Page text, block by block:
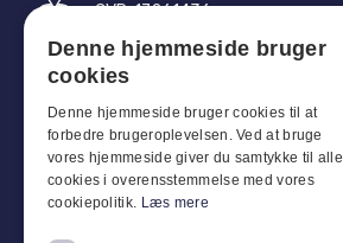
CVR: 17261436
Tel: +45 4396 4122
Snabblänkar
Integritetspolicy
Försäljnings- och leveransvillkor
Denne hjemmeside bruger
cookies
Denne hjemmeside bruger cookies til at
forbedre brugeroplevelsen. Ved at bruge
vores hjemmeside giver du samtykke til alle
cookies i overensstemmelse med vores
cookiepolitik. Læs mere